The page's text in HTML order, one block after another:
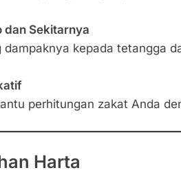
dan Sekitarnya
dampaknya kepada tetangga
perhitungan zakat Anda
Harta